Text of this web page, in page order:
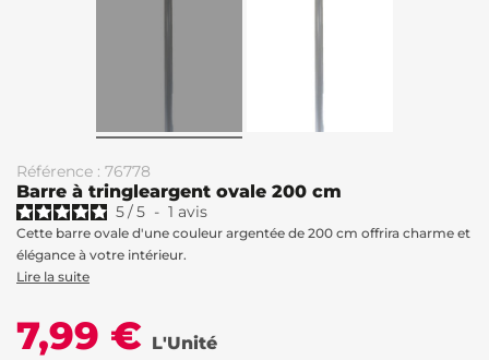
Référence : 76778
Barre à tringleargent ovale 200 cm
5/5 - 1 avis
Cette barre ovale d'une couleur argentée de 200 cm offrira charme et
élégance à votre intérieur.
Lire la suite
7,99 € L'Unité